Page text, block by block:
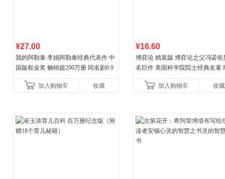
¥27.00
我的阿勒泰 李娟阿勒泰经典代表作 中
国版权金奖 畅销超200万册 同名剧8.9
加入购物车
收藏
¥16.60
博弈论 精装版 博弈论之父冯诺依
名巨作 美国科学院院士经典名著
加入购物车
收藏